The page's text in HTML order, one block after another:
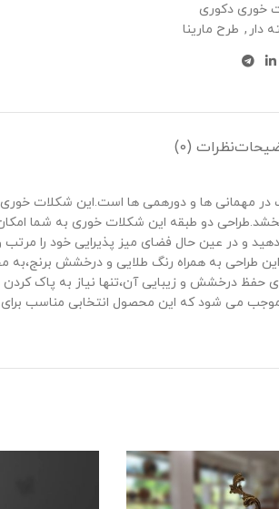
خوری دکوری
دار , طرح مارینا
نظرات (0)
و زیبا برای سرو شکلات و تنقلات در مهمانی ‌ها و دورهمی‌
دوام زیادی می ‌بخشد.طراحی دو طبقه این شکلات ‌خوری
و در عین حال فضای میز پذیرایی خود را مرتب
طراحی به همراه رنگ طلایی و درخشش
‌شود.برای حفظ درخشش و زیبایی آن،تنها نیاز به
می ‌شود که این محصول انتخابی مناسب